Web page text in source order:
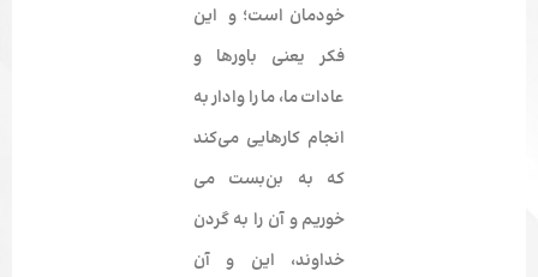
خودمان است؛ و این
فکر یعنی باورها و
عادات ما، ما را وادار به
انجام کارهایی می‌­کند
که به بن‌بست می­‌
خوریم و آن را به گردن
خداوند، این و آن